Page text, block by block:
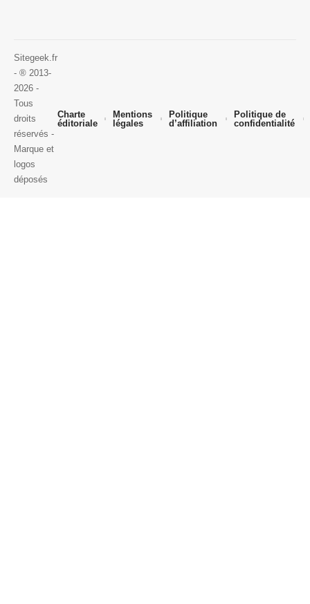
Sitegeek.fr
- ® 2013-
2026 -
Tous
droits
réservés -
Marque et
logos
déposés
Charte
éditoriale
Mentions
légales
Politique
d’affiliation
Politique de
confidentialité